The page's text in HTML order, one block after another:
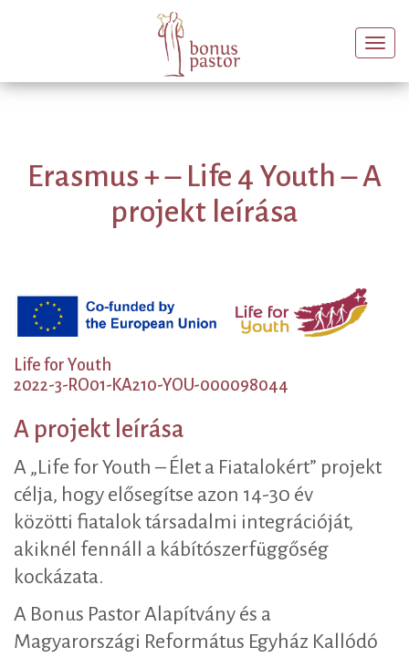
Erasmus + – Life 4 Youth – A
projekt leírása
Life for Youth
2022-3-RO01-KA210-YOU-000098044
A projekt leírása
A „Life for Youth – Élet a Fiatalokért” projekt
célja, hogy elősegítse azon 14-30 év
közötti fiatalok társadalmi integrációját,
akiknél fennáll a kábítószerfüggőség
kockázata.
A Bonus Pastor Alapítvány és a
Magyarországi Református Egyház Kallódó